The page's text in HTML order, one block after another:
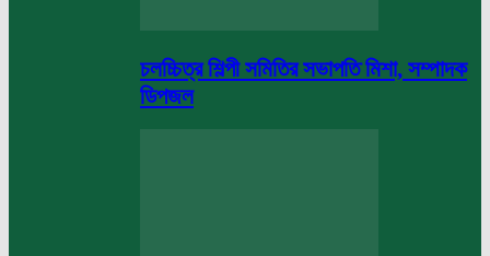
চলচ্চিত্র শিল্পী সমিতির সভাপতি মিশা, সম্পাদক
ডিপজল